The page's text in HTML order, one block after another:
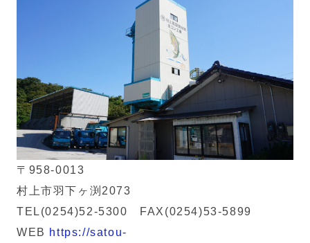
〒958-0013
村上市羽下ヶ渕2073
TEL(0254)52-5300 FAX(0254)53-5899
WEB https://satou-